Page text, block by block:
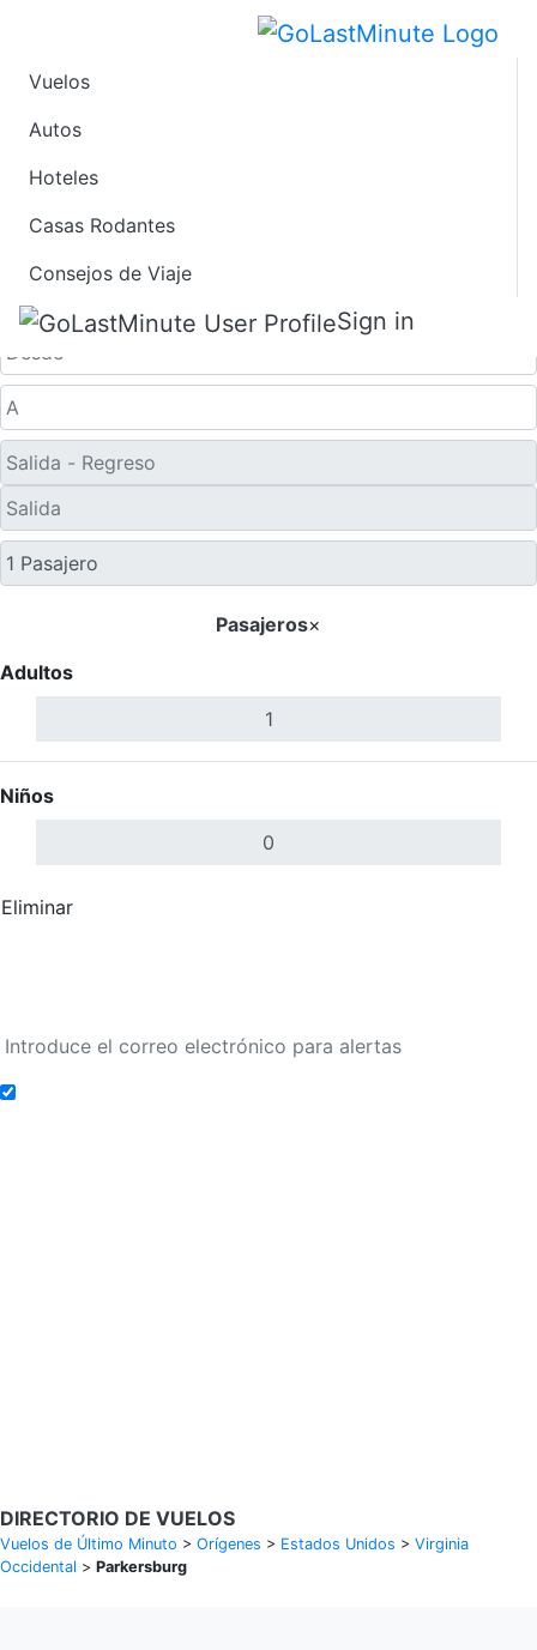
Vuelos
Autos
Hoteles
Casas Rodantes
Consejos de Viaje
Sign in
Vuelos de Último
Parkersburg
Solo ida
Pasajeros×
Adultos
Niños
Eliminar
DIRECTORIO DE VUELOS
Vuelos de Último Minuto > Orígenes > Estados Unidos > Virginia
Occidental > Parkersburg